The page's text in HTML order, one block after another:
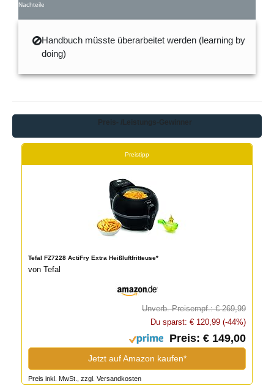
Nachteile
Handbuch müsste überarbeitet werden (learning by
doing)
Preis- /Leistungs-Gewinner
Preistipp
Tefal FZ7228 ActiFry Extra Heißluftfritteuse*
von Tefal
Unverb. Preisempf.: € 269,99
Du sparst: € 120,99 (-44%)
Preis: € 149,00
Jetzt auf Amazon kaufen*
Preis inkl. MwSt., zzgl. Versandkosten